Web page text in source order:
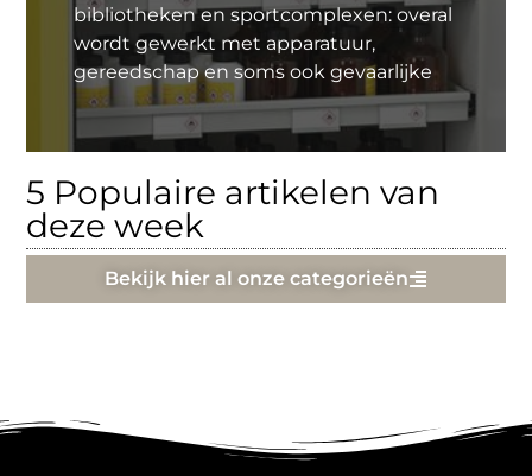
bibliotheken en sportcomplexen: overal
wordt gewerkt met apparatuur,
gereedschap en soms ook gevaarlijke
5 Populaire artikelen van
deze week
Bekijk hier al onze categorieën